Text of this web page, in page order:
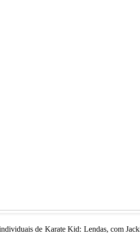
de Karate Kid: Lendas, com